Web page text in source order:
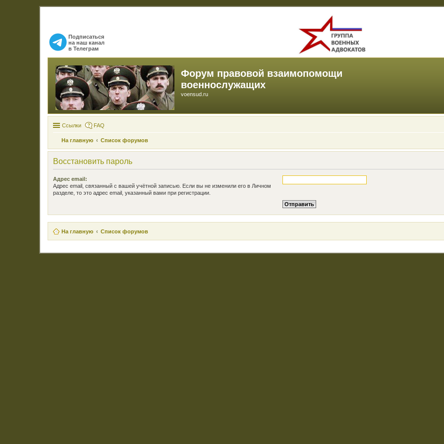
Подписаться
на наш канал
в Телеграм
Форум правовой взаимопомощи
военнослужащих
voensud.ru
Ссылки FAQ
На главную Список форумов
Восстановить пароль
Адрес email:
Адрес email, связанный с вашей учётной записью. Если вы не изменили его в Личном
разделе, то это адрес email, указанный вами при регистрации.
На главную Список форумов